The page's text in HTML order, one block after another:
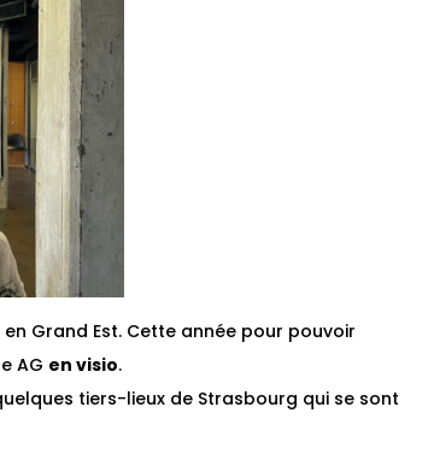
Grand Est. Cette année pour pouvoir
AG en visio.
tiers-lieux de Strasbourg qui se sont